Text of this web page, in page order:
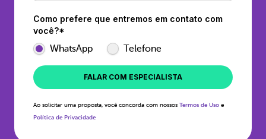
Como prefere que entremos em contato com
você?*
WhatsApp Telefone
FALAR COM ESPECIALISTA
Ao solicitar uma proposta, você concorda com nossos Termos de Uso e
Política de Privacidade